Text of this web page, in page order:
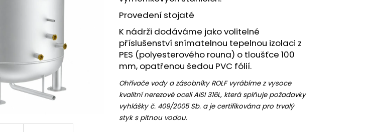
Provedení stojaté
K nádrži dodáváme jako volitelné
příslušenství snímatelnou tepelnou izolaci z
PES (polyesterového rouna) o tloušťce 100
mm, opatřenou šedou PVC fólií.
Ohřívače vody a zásobníky ROLF vyrábíme z vysoce
kvalitní nerezové oceli AISI 316L, která splňuje požadavky
vyhlášky č. 409/2005 Sb. a je certifikována pro trvalý
styk s pitnou vodou.